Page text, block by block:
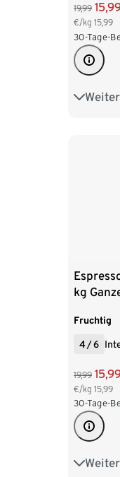
19,99
€/kg 15,99
30-Tage-
2 x 1 kg
8 x 1 kg
kg
Fruchtig
4/6
19,99
€/kg 15,99
30-Tage-
2 x 1 kg